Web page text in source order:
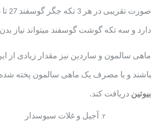
صورت تقریبی در هر 3 تکه جگر گوسفند 27 تا 35 میکروگرم
دارد و سه تکه گوشت گوسفند می­تواند نیاز بدن
ماهی سالمون و ساردین نیز مقدار زیادی از
باشند و با مصرف یک ماهی سالمون پخته شده بدن می­تواند
بیوتین دریافت کند.
آجیل و غلات سبوس­دار